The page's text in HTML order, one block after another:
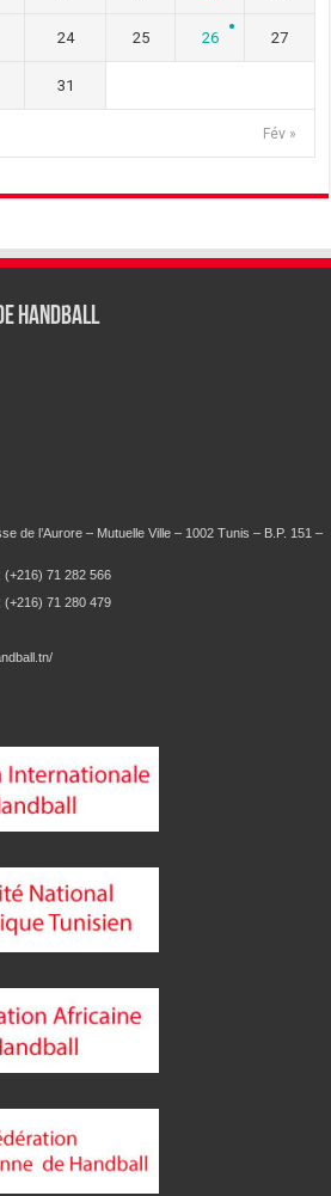
Fév »
24 25 26 27
31
Handball
de l’Aurore – Mutuelle Ville – 1002 Tunis – B.P. 151 –
(+216) 71 282 566
(+216) 71 280 479